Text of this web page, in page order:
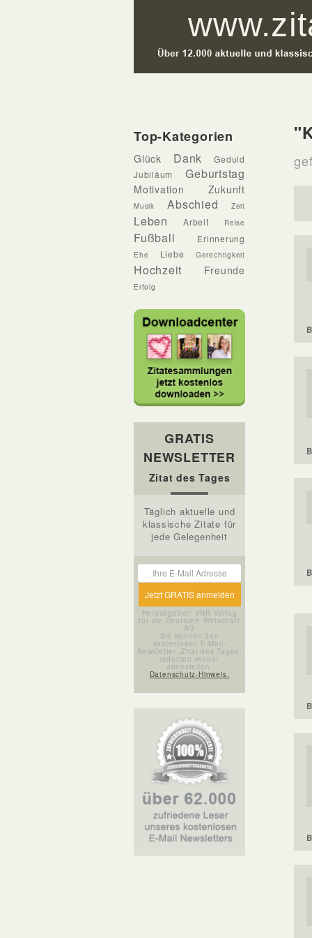
Top-Kategorien
Glück Dank
Geduld
Jubiläum
Geburtstag
Motivation Zukunft
Musik Abschied Zeit
Leben Arbeit Reise
Fußball Erinnerung
Ehe Liebe Gerechtigkeit
Hochzeit Freunde
Erfolg
GRATIS
NEWSLETTER
Zitat des Tages
Täglich aktuelle und
klassische Zitate für
jede Gelegenheit
Herausgeber: VNR Verlag
für die Deutsche Wirtschaft
AG
Sie können den
kostenlosen E-Mail-
Newsletter „Zitat des Tages“
jederzeit wieder
abbestellen.
Datenschutz-Hinweis.